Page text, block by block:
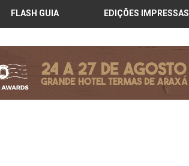
FLASH GUIA EDIÇÕES IMPRESSAS